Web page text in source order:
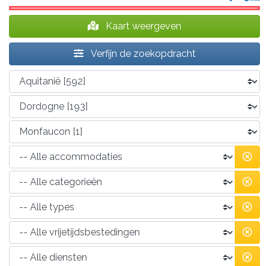
Kaart weergeven
Verfijn de zoekopdracht